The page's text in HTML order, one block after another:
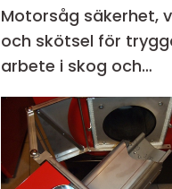
Motorsåg säkerhet, val
och skötsel för
arbete i skog och
trädgård